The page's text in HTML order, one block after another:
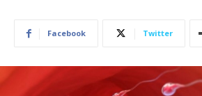
Facebook Twitter